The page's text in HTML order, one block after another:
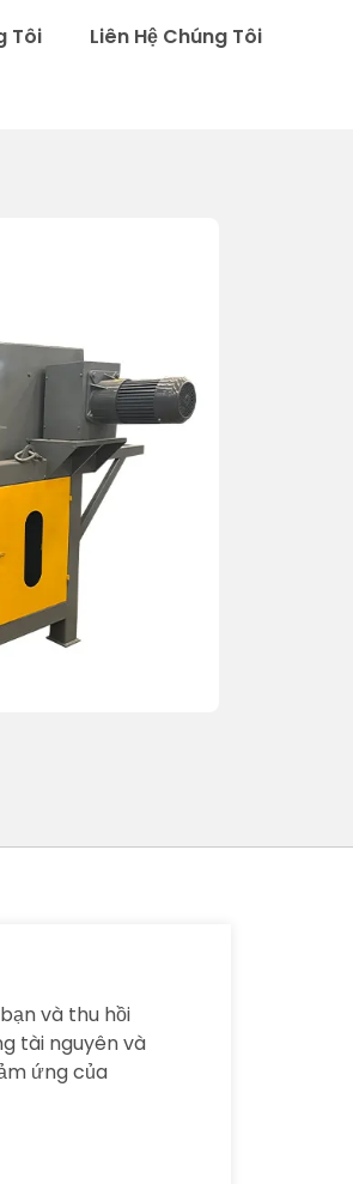
Tôi
Liên Hệ Chúng Tôi
và thu hồi
tài nguyên và
ứng của